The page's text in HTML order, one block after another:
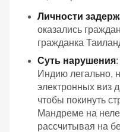
Личности
оказались
гражданка
Суть нарушения
Индию легально,
электронных виз
чтобы покинуть
Мандреме на
рассчитывая на